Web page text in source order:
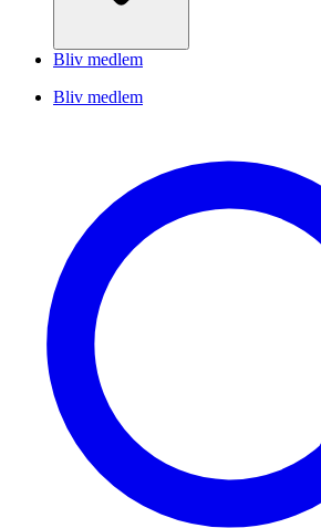
Bliv medlem
Bliv medlem